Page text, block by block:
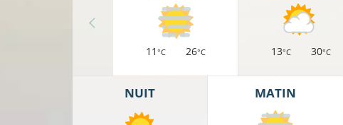
11 °C 26°C 13°C 30°C
NUIT MATIN